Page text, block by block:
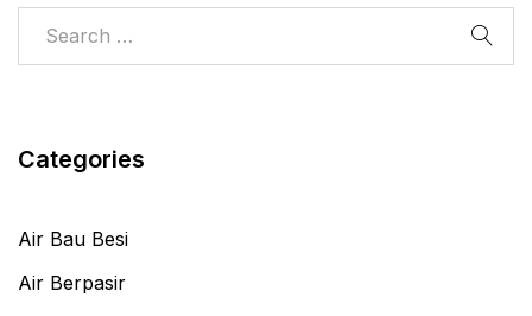
Categories
Air Bau Besi
Air Berpasir